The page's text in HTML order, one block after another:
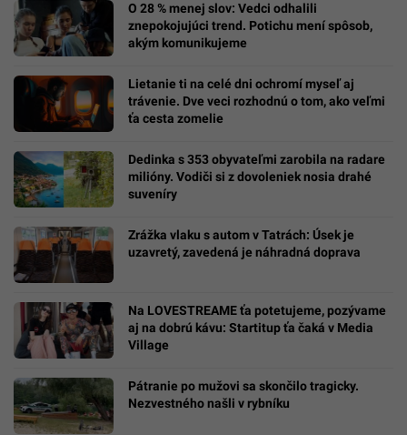
O 28 % menej slov: Vedci odhalili
znepokojujúci trend. Potichu mení spôsob,
akým komunikujeme
Lietanie ti na celé dni ochromí myseľ aj
trávenie. Dve veci rozhodnú o tom, ako veľmi
ťa cesta zomelie
Dedinka s 353 obyvateľmi zarobila na radare
milióny. Vodiči si z dovoleniek nosia drahé
suveníry
Zrážka vlaku s autom v Tatrách: Úsek je
uzavretý, zavedená je náhradná doprava
Na LOVESTREAME ťa potetujeme, pozývame
aj na dobrú kávu: Startitup ťa čaká v Media
Village
Pátranie po mužovi sa skončilo tragicky.
Nezvestného našli v rybníku